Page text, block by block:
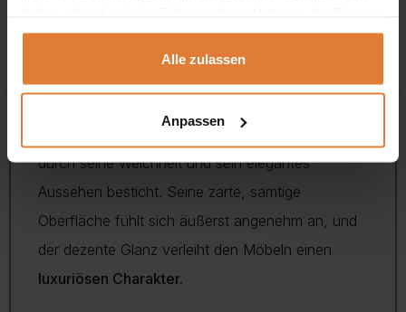
gesammelt haben.
Alle zulassen
Anpassen
Eleganter Velours mit dezentem Glanz
hochwertiger Veloursstoff,
durch seine Weichheit und sein elegantes
Aussehen besticht. Seine zarte, samtige
Oberfläche fühlt sich äußerst angenehm an, und
der dezente Glanz verleiht den Möbeln einen
luxuriösen Charakter.